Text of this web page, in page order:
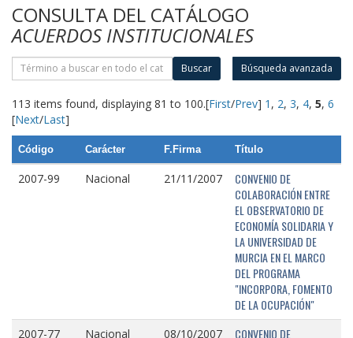
CONSULTA DEL CATÁLOGO
ACUERDOS INSTITUCIONALES
Buscar Búsqueda avanzada
113 items found, displaying 81 to 100.[First/Prev] 1 , 2, 3, 4, 5, 6
[Next/Last]
Código Carácter F.Firma Título
2007-99 Nacional 21/11/2007
CONVENIO DE
COLABORACIÓN ENTRE
EL OBSERVATORIO DE
ECONOMÍA SOLIDARIA Y
LA UNIVERSIDAD DE
MURCIA EN EL MARCO
DEL PROGRAMA
"INCORPORA, FOMENTO
DE LA OCUPACIÓN"
2007-77 Nacional 08/10/2007
CONVENIO DE